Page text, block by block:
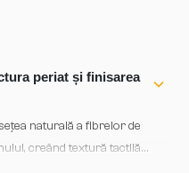
periat și finisarea
naturală a fibrelor de
creând textură tactilă